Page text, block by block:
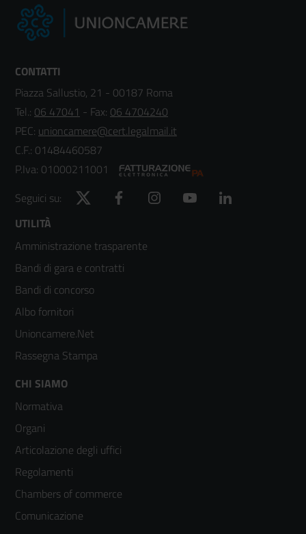
CONTATTI
Piazza Sallustio, 21 - 00187 Roma
Tel.: 06 47041 - Fax: 06 4704240
PEC: unioncamere@cert.legalmail.it
C.F.: 01484460587
P.Iva: 01000211001
Seguici su:
Twitter Facebook Instagram YouTube
Footer
menù
colonna
2
UTILITÀ
Amministrazione trasparente
Bandi di gara e contratti
Bandi di concorso
Albo fornitori
Unioncamere.Net
Rassegna Stampa
Footer
menù
colonna
3
CHI SIAMO
Normativa
Organi
Articolazione degli uffici
Regolamenti
Chambers of commerce
Comunicazione